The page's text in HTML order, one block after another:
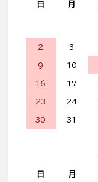
日 月
2 3
9 10
16 17
23 24
30 31
日 月